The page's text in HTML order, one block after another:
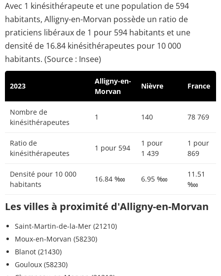
Avec 1 kinésithérapeute et une population de 594
habitants, Alligny-en-Morvan possède un ratio de
praticiens libéraux de 1 pour 594 habitants et une
densité de 16.84 kinésithérapeutes pour 10 000
habitants. (Source : Insee)
2023
Alligny-en-
Morvan
Nièvre France
Nombre de
kinésithérapeutes
1 140 78 769
Ratio de
kinésithérapeutes
1 pour 594
1 pour
1 439
1 pour
869
Densité pour 10 000
habitants
16.84 ‱ 6.95 ‱
11.51
‱
Les villes à proximité d'Alligny-en-Morvan
Saint-Martin-de-la-Mer (21210)
Moux-en-Morvan (58230)
Blanot (21430)
Gouloux (58230)